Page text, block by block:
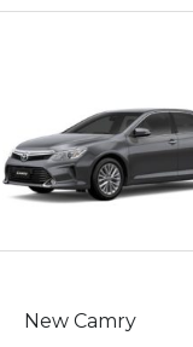
New Camry